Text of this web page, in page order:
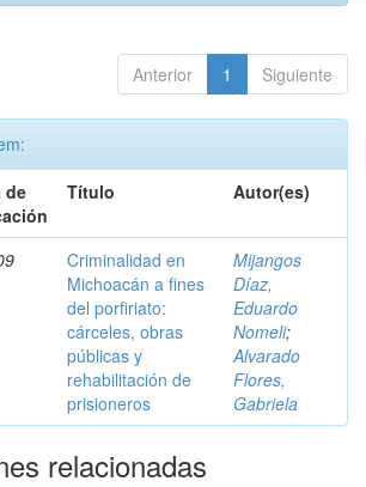
Anterior 1 Siguiente
de
Título Autor(es)
Criminalidad en
Michoacán a fines
del porfiriato:
cárceles, obras
públicas y
rehabilitación de
prisioneros
Mijangos
Díaz,
Eduardo
Nomeli;
Alvarado
Flores,
Gabriela
relacionadas